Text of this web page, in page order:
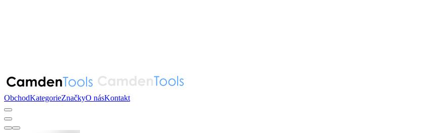
ObchodKategorieZnačkyO násKontakt